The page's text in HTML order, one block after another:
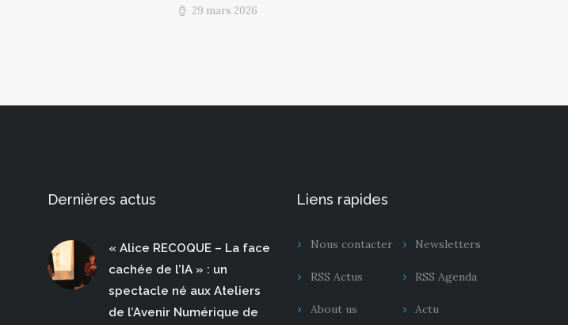
29 mars 2026
Dernières actus
« Alice RECOQUE – La face
cachée de l’IA » : un
spectacle né aux Ateliers
de l’Avenir Numérique de
Liens rapides
Nous contacter Newsletters
RSS Actus RSS Agenda
About us Actu